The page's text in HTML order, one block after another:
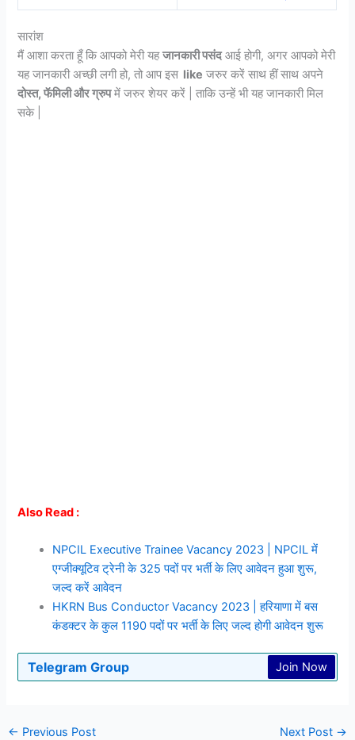
सारांश
मैं आशा करता हूँ कि आपको मेरी यहजानकारी पसंदआई होगी, अगर आपको मेरी
यह जानकारी अच्छी लगी हो, तो आप इस like जरुर करें साथ हीं साथ अपने
दोस्त, फॅमिली और ग्रुपमें जरुर शेयर करें | ताकि उन्हें भी यह जानकारी मिल
सके |
Also Read :
NPCIL Executive Trainee Vacancy 2023 | NPCIL में
एग्जीक्यूटिव ट्रेनी के 325 पदों पर भर्ती के लिए आवेदन हुआ शुरू,
जल्द करें आवेदन
HKRN Bus Conductor Vacancy 2023 | हरियाणा में बस
कंडक्टर के कुल 1190 पदों पर भर्ती के लिए जल्द होगी आवेदन शुरू
Telegram Group Join Now
← Previous Post Next Post →